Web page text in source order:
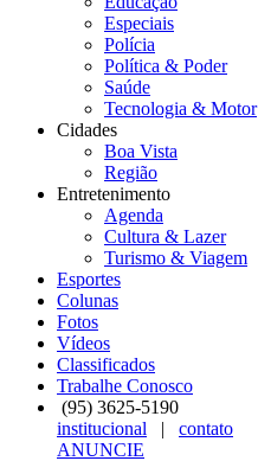
Especiais
Polícia
Política & Poder
Saúde
Tecnologia & Motor
Cidades
Boa Vista
Região
Entretenimento
Agenda
Cultura & Lazer
Turismo & Viagem
Esportes
Colunas
Fotos
Vídeos
Classificados
Trabalhe Conosco
(95) 3625-5190
institucional | contato
ANUNCIE